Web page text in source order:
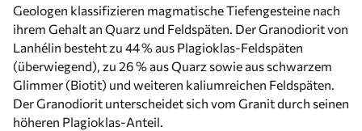
Geologen klassifizieren magmatische Tiefengesteine nach
ihrem Gehalt an Quarz und Feldspäten. Der Granodiorit von
Lanhélin besteht zu 44 % aus Plagioklas-Feldspäten
(überwiegend), zu 26 % aus Quarz sowie aus schwarzem
Glimmer (Biotit) und weiteren kaliumreichen Feldspäten.
Der Granodiorit unterscheidet sich vom Granit durch seinen
höheren Plagioklas-Anteil.